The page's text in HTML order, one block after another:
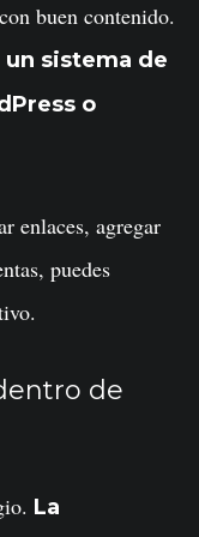
buen contenido.
sistema de
o
enlaces, agregar
puedes
de
La